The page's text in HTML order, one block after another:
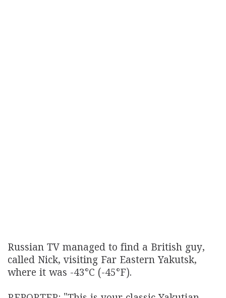
Russian TV managed to find a British guy,
called Nick, visiting Far Eastern Yakutsk,
where it was -43°C (-45°F).